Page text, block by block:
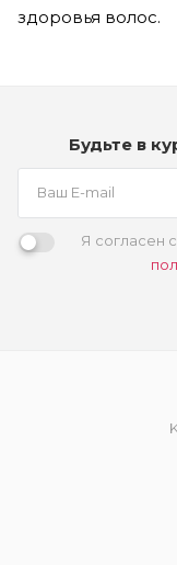
здоровья волос.
Будьте в
Я согласен с